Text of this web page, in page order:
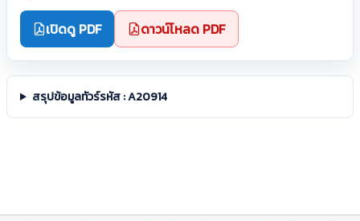
เปิดดู PDF ดาวน์โหลด PDF
สรุปข้อมูลทัวร์รหัส : A20914